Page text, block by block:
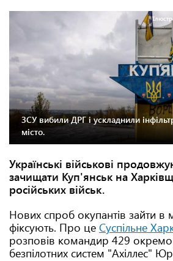
ЗСУ вибили ДРГ і ускладнили
місто.
Українські військові
зачищати Куп'янськ на
російських військ.
Нових спроб окупантів зайти в
фіксують. Про це Суспільне
розповів командир 429
безпілотних систем "Ахіллес"